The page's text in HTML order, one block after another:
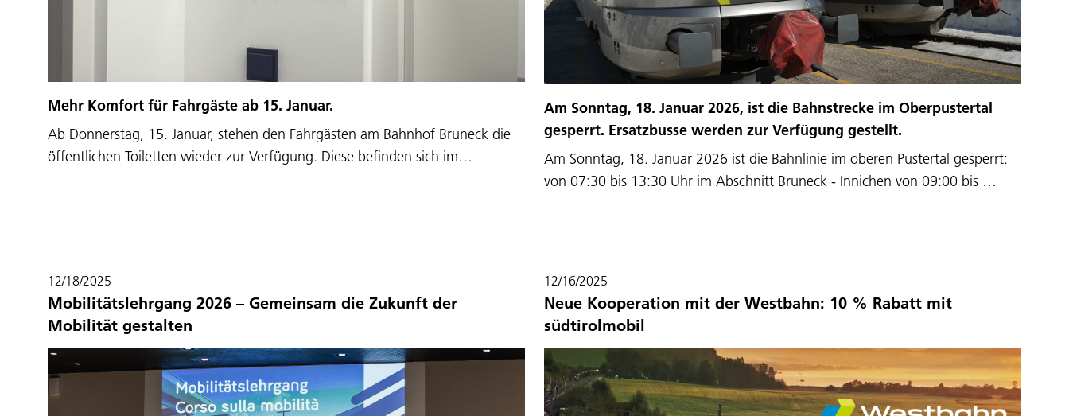
Mehr Komfort für Fahrgäste ab 15. Januar.
Ab Donnerstag, 15. Januar, stehen den Fahrgästen am Bahnhof Bruneck die
öffentlichen Toiletten wieder zur Verfügung. Diese befinden sich im…
Am Sonntag, 18. Januar 2026, ist die Bahnstrecke im Oberpustertal
gesperrt. Ersatzbusse werden zur Verfügung gestellt.
Am Sonntag, 18. Januar 2026 ist die Bahnlinie im oberen Pustertal gesperrt:
von 07:30 bis 13:30 Uhr im Abschnitt Bruneck - Innichen von 09:00 bis …
12/18/2025
Mobilitätslehrgang 2026 – Gemeinsam die Zukunft der
Mobilität gestalten
12/16/2025
Neue Kooperation mit der Westbahn: 10 % Rabatt mit
südtirolmobil